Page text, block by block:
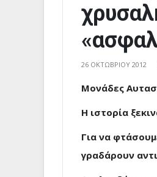
26 ΟΚΤΩΒΡΊΟΥ 2012
Μονάδες
Η ιστορία
Για να
γραδάρουν